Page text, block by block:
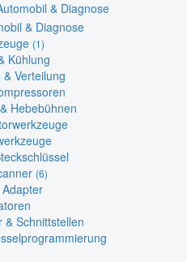
& Diagnose
& Diagnose
(1)
Kühlung
Verteilung
Hebebühnen
(6)
& Schnittstellen